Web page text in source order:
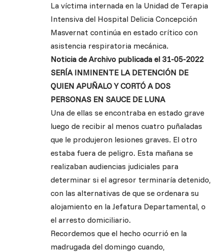
La víctima internada en la Unidad de Terapia
Intensiva del Hospital Delicia Concepción
Masvernat continúa en estado crítico con
asistencia respiratoria mecánica.
Noticia de Archivo publicada el 31-05-2022
SERÍA INMINENTE LA DETENCIÓN DE
QUIEN APUÑALO Y CORTÓ A DOS
PERSONAS EN SAUCE DE LUNA
Una de ellas se encontraba en estado grave
luego de recibir al menos cuatro puñaladas
que le produjeron lesiones graves. El otro
estaba fuera de peligro. Esta mañana se
realizaban audiencias judiciales para
determinar si el agresor terminaría detenido,
con las alternativas de que se ordenara su
alojamiento en la Jefatura Departamental, o
el arresto domiciliario.
Recordemos que el hecho ocurrió en la
madrugada del domingo cuando,